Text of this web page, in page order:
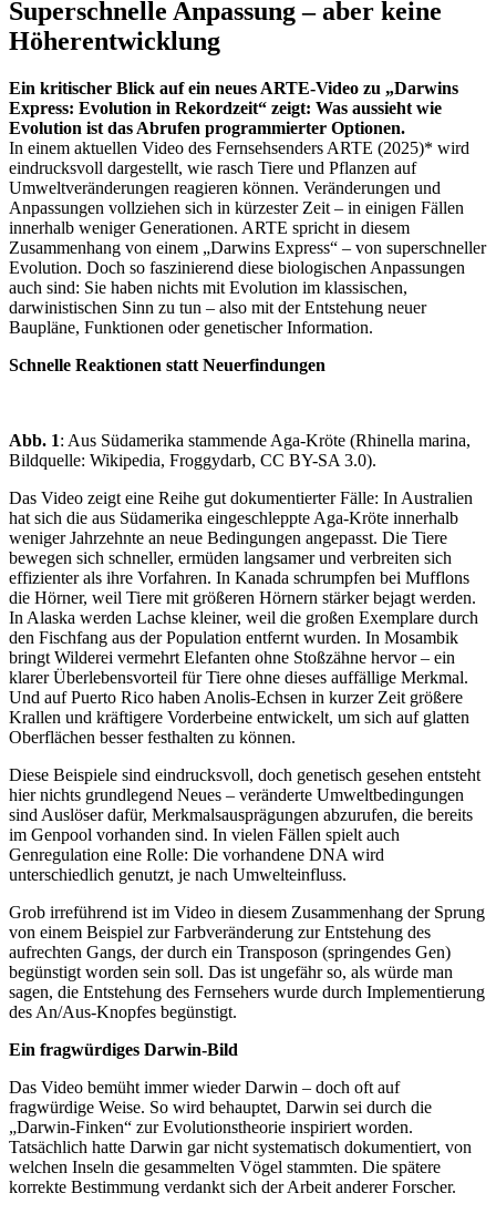
Superschnelle Anpassung – aber keine
Höherentwicklung
Ein kritischer Blick auf ein neues ARTE-Video zu „Darwins
Express: Evolution in Rekordzeit“ zeigt: Was aussieht wie
Evolution ist das Abrufen programmierter Optionen.
In einem aktuellen Video des Fernsehsenders ARTE (2025)* wird
eindrucksvoll dargestellt, wie rasch Tiere und Pflanzen auf
Umweltveränderungen reagieren können. Veränderungen und
Anpassungen vollziehen sich in kürzester Zeit – in einigen Fällen
innerhalb weniger Generationen. ARTE spricht in diesem
Zusammenhang von einem „Darwins Express“ – von superschneller
Evolution. Doch so faszinierend diese biologischen Anpassungen
auch sind: Sie haben nichts mit Evolution im klassischen,
darwinistischen Sinn zu tun – also mit der Entstehung neuer
Baupläne, Funktionen oder genetischer Information.
Schnelle Reaktionen statt Neuerfindungen
Abb. 1: Aus Südamerika stammende Aga-Kröte (Rhinella marina,
Bildquelle: Wikipedia, Froggydarb, CC BY-SA 3.0).
Das Video zeigt eine Reihe gut dokumentierter Fälle: In Australien
hat sich die aus Südamerika eingeschleppte Aga-Kröte innerhalb
weniger Jahrzehnte an neue Bedingungen angepasst. Die Tiere
bewegen sich schneller, ermüden langsamer und verbreiten sich
effizienter als ihre Vorfahren. In Kanada schrumpfen bei Mufflons
die Hörner, weil Tiere mit größeren Hörnern stärker bejagt werden.
In Alaska werden Lachse kleiner, weil die großen Exemplare durch
den Fischfang aus der Population entfernt wurden. In Mosambik
bringt Wilderei vermehrt Elefanten ohne Stoßzähne hervor – ein
klarer Überlebensvorteil für Tiere ohne dieses auffällige Merkmal.
Und auf Puerto Rico haben Anolis-Echsen in kurzer Zeit größere
Krallen und kräftigere Vorderbeine entwickelt, um sich auf glatten
Oberflächen besser festhalten zu können.
Diese Beispiele sind eindrucksvoll, doch genetisch gesehen entsteht
hier nichts grundlegend Neues – veränderte Umweltbedingungen
sind Auslöser dafür, Merkmalsausprägungen abzurufen, die bereits
im Genpool vorhanden sind. In vielen Fällen spielt auch
Genregulation eine Rolle: Die vorhandene DNA wird
unterschiedlich genutzt, je nach Umwelteinfluss.
Grob irreführend ist im Video in diesem Zusammenhang der Sprung
von einem Beispiel zur Farbveränderung zur Entstehung des
aufrechten Gangs, der durch ein Transposon (springendes Gen)
begünstigt worden sein soll. Das ist ungefähr so, als würde man
sagen, die Entstehung des Fernsehers wurde durch Implementierung
des An/Aus-Knopfes begünstigt.
Ein fragwürdiges Darwin-Bild
Das Video bemüht immer wieder Darwin – doch oft auf
fragwürdige Weise. So wird behauptet, Darwin sei durch die
„Darwin-Finken“ zur Evolutionstheorie inspiriert worden.
Tatsächlich hatte Darwin gar nicht systematisch dokumentiert, von
welchen Inseln die gesammelten Vögel stammten. Die spätere
korrekte Bestimmung verdankt sich der Arbeit anderer Forscher.